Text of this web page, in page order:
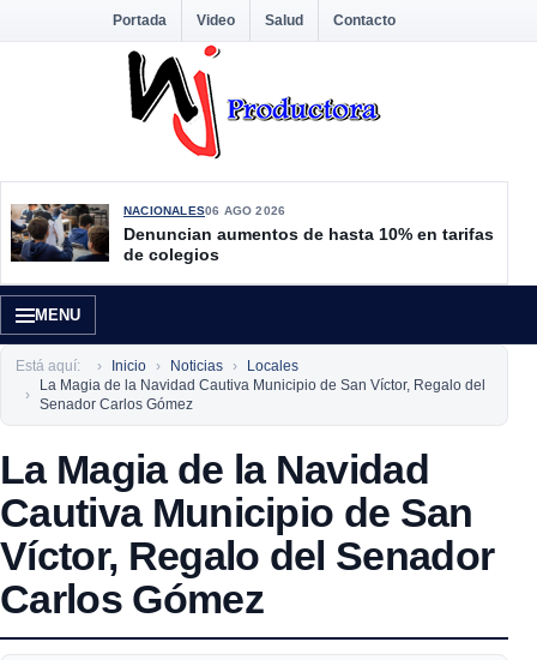
Portada Video Salud Contacto
NACIONALES06 AGO 2026
Denuncian aumentos de hasta 10% en tarifas
de colegios
MENU
Está aquí: Inicio Noticias
Locales
La Magia de la Navidad Cautiva Municipio de San Víctor, Regalo del
Senador Carlos Gómez
La Magia de la Navidad
Cautiva Municipio de San
Víctor, Regalo del Senador
Carlos Gómez